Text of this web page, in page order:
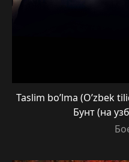
Taslim bo’lma (O’zbek
Бунт (на